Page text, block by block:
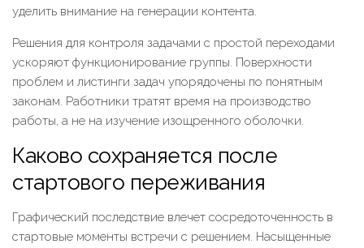
уделить внимание на генерации контента.
Решения для контроля задачами с простой переходами
ускоряют функционирование группы. Поверхности
проблем и листинги задач упорядочены по понятным
законам. Работники тратят время на производство
работы, а не на изучение изощренного оболочки.
Каково сохраняется после
стартового переживания
Графический последствие влечет сосредоточенность в
стартовые моменты встречи с решением. Насыщенные